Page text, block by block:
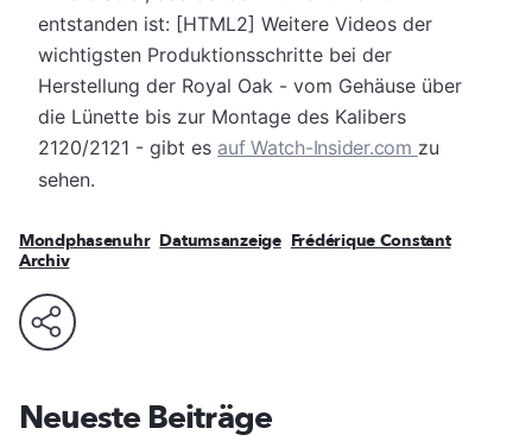
Management Platform
entstanden ist: [HTML2] Weitere Videos der
wichtigsten Produktionsschritte bei der
Herstellung der Royal Oak - vom Gehäuse über
die Lünette bis zur Montage des Kalibers
2120/2121 - gibt es auf Watch-Insider.com zu
sehen.
Mondphasenuhr Datumsanzeige Frédérique Constant
Archiv
Neueste Beiträge